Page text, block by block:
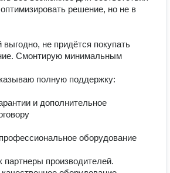
решение, но не в
не придётся покупать
Смонтирую минимальным
полную поддержку:
и дополнительное
оборудование
партнеры производителей.